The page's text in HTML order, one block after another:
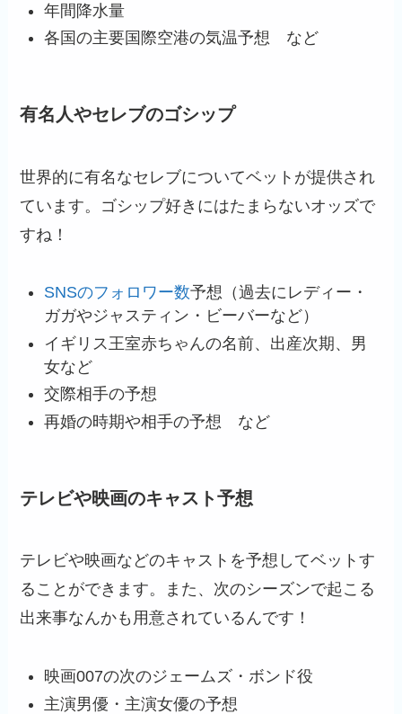
年間降水量
各国の主要国際空港の気温予想 など
有名人やセレブのゴシップ
世界的に有名なセレブについてベットが提供され
ています。ゴシップ好きにはたまらないオッズで
すね！
SNSのフォロワー数予想（過去にレディー・
ガガやジャスティン・ビーバーなど）
イギリス王室赤ちゃんの名前、出産次期、男
女など
交際相手の予想
再婚の時期や相手の予想 など
テレビや映画のキャスト予想
テレビや映画などのキャストを予想してベットす
ることができます。また、次のシーズンで起こる
出来事なんかも用意されているんです！
映画007の次のジェームズ・ボンド役
主演男優・主演女優の予想